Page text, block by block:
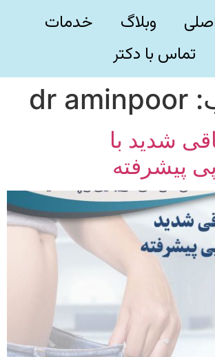
وبلاگ
خدمات
تماس با دکتر
dr aminpoor
شدید با
پیشرفته